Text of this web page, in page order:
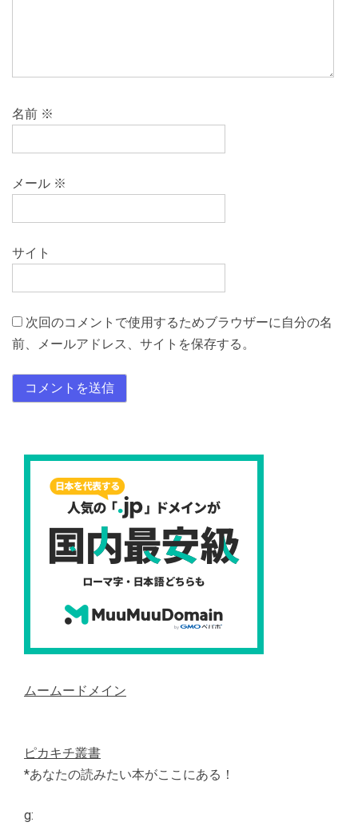
名前 ※
メール ※
サイト
次回のコメントで使用するためブラウザーに自分の名
前、メールアドレス、サイトを保存する。
ムームードメイン
ピカキチ叢書
*あなたの読みたい本がここにある！
g: